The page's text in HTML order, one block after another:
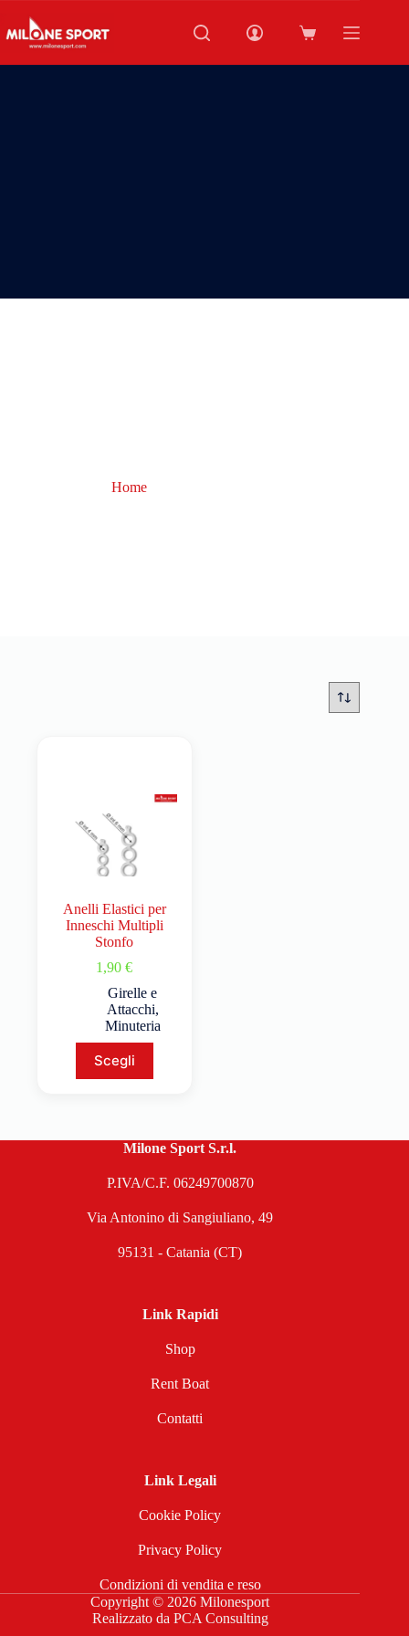
Home
Anelli Elastici per
Inneschi Multipli
Stonfo
1,90€
Girelle e
Attacchi,
Minuteria
Scegli
Milone Sport S.r.l.
P.IVA/C.F. 06249700870
Via Antonino di Sangiuliano, 49
95131 - Catania (CT)
Link Rapidi
Shop
Rent Boat
Contatti
Link Legali
Cookie Policy
Privacy Policy
Condizioni di vendita e reso
Copyright © 2026 Milonesport
Realizzato da PCA Consulting